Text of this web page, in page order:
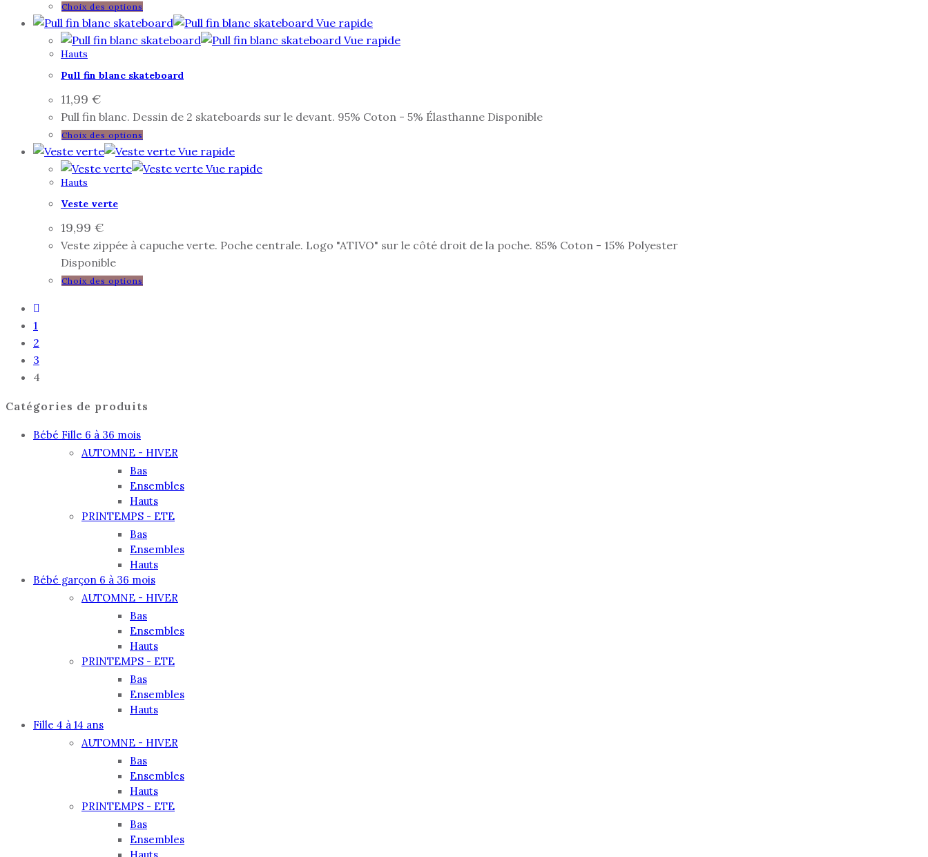
Choix des options
Vue rapide
Vue rapide
Hauts
Pull fin blanc skateboard
11,99 €
Pull fin blanc. Dessin de 2 skateboards sur le devant. 95% Coton - 5% Élasthanne Disponible
Choix des options
Vue rapide
Vue rapide
Hauts
Veste verte
19,99 €
Veste zippée à capuche verte. Poche centrale. Logo "ATIVO" sur le côté droit de la poche. 85% Coton - 15% Polyester
Disponible
Choix des options
1
2
3
4
Catégories de produits
Bébé Fille 6 à 36 mois
AUTOMNE - HIVER
Bas
Ensembles
Hauts
PRINTEMPS - ETE
Bas
Ensembles
Hauts
Bébé garçon 6 à 36 mois
AUTOMNE - HIVER
Bas
Ensembles
Hauts
PRINTEMPS - ETE
Bas
Ensembles
Hauts
Fille 4 à 14 ans
AUTOMNE - HIVER
Bas
Ensembles
Hauts
PRINTEMPS - ETE
Bas
Ensembles
Hauts